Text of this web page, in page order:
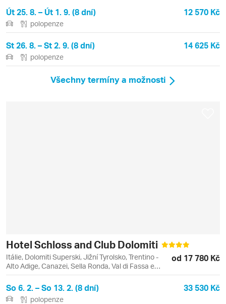
Út 25. 8. – Út 1. 9. (8 dní) 12 570 Kč
polopenze
St 26. 8. – St 2. 9. (8 dní) 14 625 Kč
polopenze
Všechny termíny a možnosti
Hotel Schloss and Club Dolomiti
Itálie, Dolomiti Superski, Jižní Tyrolsko, Trentino -
Alto Adige, Canazei, Sella Ronda, Val di Fassa e
Carezza
od 17 780 Kč
So 6. 2. – So 13. 2. (8 dní) 33 530 Kč
polopenze